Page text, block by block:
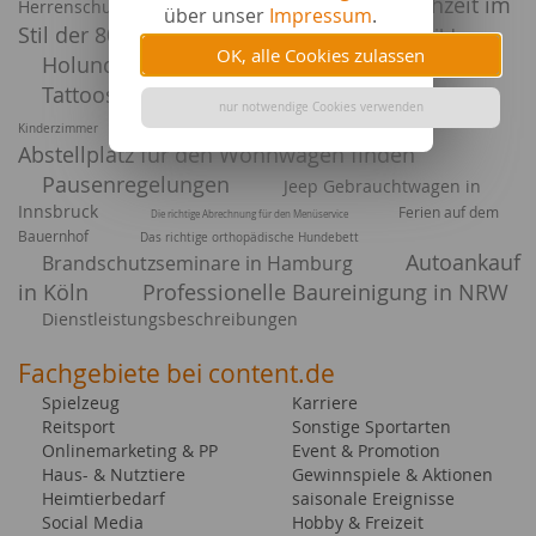
über unser Impressum.
OK, alle Cookies zulassen
nur notwendige Cookies verwenden
Herrenschuhe - weltweit beliebt
Stil der 80er Jahre
Betriebliche Weiterbildung
Holunderlikör aus der fränkischen Schweiz
Tattoos - eine Leidenschaft
Richtiges Lüften im
Kinderzimmer
Urlaubsplan Ratgeber
Einen
Abstellplatz für den Wohnwagen finden
Pausenregelungen
Jeep Gebrauchtwagen in
Innsbruck
Die richtige Abrechnung für den Menüservice
Ferien auf dem
Bauernhof
Das richtige orthopädische Hundebett
Brandschutzseminare in Hamburg
Autoankauf
in Köln
Professionelle Baureinigung in NRW
Dienstleistungsbeschreibungen
Fachgebiete bei content.de
Spielzeug
Reitsport
Onlinemarketing & PP
Haus- & Nutztiere
Heimtierbedarf
Social Media
Karriere
Sonstige Sportarten
Event & Promotion
Gewinnspiele & Aktionen
saisonale Ereignisse
Hobby & Freizeit